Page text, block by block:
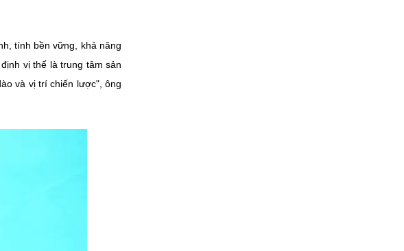
tính bền vững, khả năng
vị thế là trung tâm sản
và vị trí chiến lược", ông